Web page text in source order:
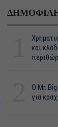
και
O Mr.
για